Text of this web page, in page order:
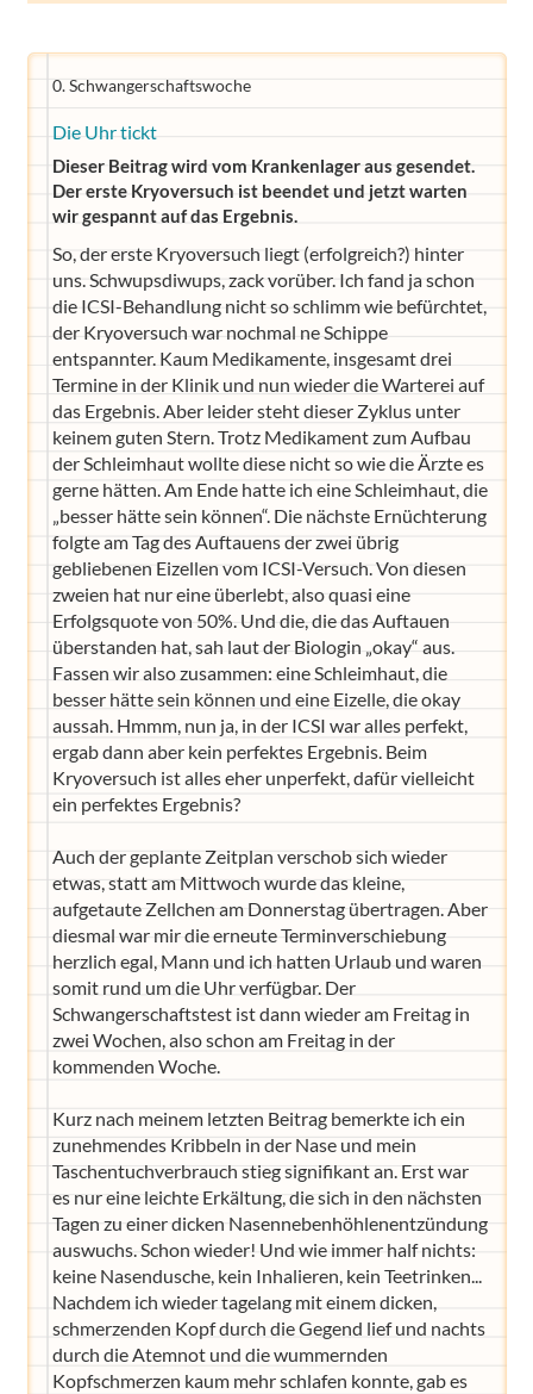
0. Schwangerschaftswoche
Die Uhr tickt
Dieser Beitrag wird vom Krankenlager aus gesendet.
Der erste Kryoversuch ist beendet und jetzt warten
wir gespannt auf das Ergebnis.
So, der erste Kryoversuch liegt (erfolgreich?) hinter
uns. Schwupsdiwups, zack vorüber. Ich fand ja schon
die ICSI-Behandlung nicht so schlimm wie befürchtet,
der Kryoversuch war nochmal ne Schippe
entspannter. Kaum Medikamente, insgesamt drei
Termine in der Klinik und nun wieder die Warterei auf
das Ergebnis. Aber leider steht dieser Zyklus unter
keinem guten Stern. Trotz Medikament zum Aufbau
der Schleimhaut wollte diese nicht so wie die Ärzte es
gerne hätten. Am Ende hatte ich eine Schleimhaut, die
„besser hätte sein können“. Die nächste Ernüchterung
folgte am Tag des Auftauens der zwei übrig
gebliebenen Eizellen vom ICSI-Versuch. Von diesen
zweien hat nur eine überlebt, also quasi eine
Erfolgsquote von 50%. Und die, die das Auftauen
überstanden hat, sah laut der Biologin „okay“ aus.
Fassen wir also zusammen: eine Schleimhaut, die
besser hätte sein können und eine Eizelle, die okay
aussah. Hmmm, nun ja, in der ICSI war alles perfekt,
ergab dann aber kein perfektes Ergebnis. Beim
Kryoversuch ist alles eher unperfekt, dafür vielleicht
ein perfektes Ergebnis?
Auch der geplante Zeitplan verschob sich wieder
etwas, statt am Mittwoch wurde das kleine,
aufgetaute Zellchen am Donnerstag übertragen. Aber
diesmal war mir die erneute Terminverschiebung
herzlich egal, Mann und ich hatten Urlaub und waren
somit rund um die Uhr verfügbar. Der
Schwangerschaftstest ist dann wieder am Freitag in
zwei Wochen, also schon am Freitag in der
kommenden Woche.
Kurz nach meinem letzten Beitrag bemerkte ich ein
zunehmendes Kribbeln in der Nase und mein
Taschentuchverbrauch stieg signifikant an. Erst war
es nur eine leichte Erkältung, die sich in den nächsten
Tagen zu einer dicken Nasennebenhöhlenentzündung
auswuchs. Schon wieder! Und wie immer half nichts:
keine Nasendusche, kein Inhalieren, kein Teetrinken...
Nachdem ich wieder tagelang mit einem dicken,
schmerzenden Kopf durch die Gegend lief und nachts
durch die Atemnot und die wummernden
Kopfschmerzen kaum mehr schlafen konnte, gab es